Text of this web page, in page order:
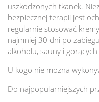
uszkodzonych tkanek.
bezpiecznej terapii jest
regularnie stosować
najmniej 30 dni po
alkoholu, sauny i gorących
U kogo nie można
Do najpopularniejszych